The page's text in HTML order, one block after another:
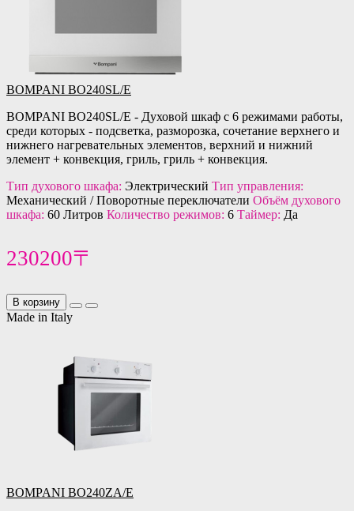
BOMPANI BO240SL/E
BOMPANI BO240SL/E - Духовой шкаф с 6 режимами работы,
среди которых - подсветка, разморозка, сочетание верхнего и
нижнего нагревательных элементов, верхний и нижний
элемент + конвекция, гриль, гриль + конвекция.
Тип духового шкафа: Электрический Тип управления:
Механический / Поворотные переключатели Объём духового
шкафа: 60 Литров Количество режимов: 6 Таймер: Да
230200〒
В корзину
Made in Italy
BOMPANI BO240ZA/E